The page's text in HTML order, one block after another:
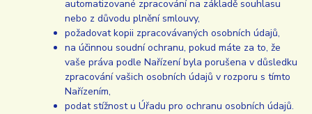
automatizované zpracování na základě souhlasu
nebo z důvodu plnění smlouvy,
požadovat kopii zpracovávaných osobních údajů,
na účinnou soudní ochranu, pokud máte za to, že
vaše práva podle Nařízení byla porušena v důsledku
zpracování vašich osobních údajů v rozporu s tímto
Nařízením,
podat stížnost u Úřadu pro ochranu osobních údajů.